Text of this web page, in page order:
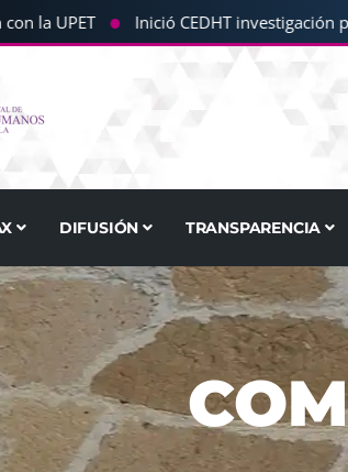
UPET ● Inició CEDHT investigación
DIFUSIÓN TRANSPARENCIA